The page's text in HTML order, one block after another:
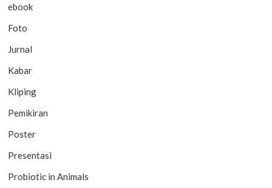
ebook
Foto
Jurnal
Kabar
Kliping
Pemikiran
Poster
Presentasi
Probiotic in Animals